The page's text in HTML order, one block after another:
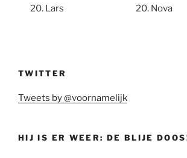
Lars Nova
TWITTER
Tweets by @voornamelijk
HIJ IS ER WEER: DE BLIJE